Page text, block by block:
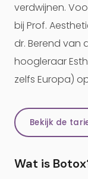
verdwijnen.
bij Prof.
dr. Berend van
hoogleraar
zelfs Europa)
Bekijk de
Wat is